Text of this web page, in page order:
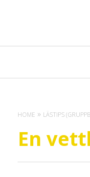
HOME LÄSTIPS
En